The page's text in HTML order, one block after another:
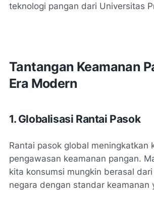
teknologi pangan dari Universitas
Tantangan Keamanan
Era Modern
1. Globalisasi Rantai Pasok
Rantai pasok global meningkatkan
pengawasan keamanan pangan.
kita konsumsi mungkin berasal
negara dengan standar keamanan